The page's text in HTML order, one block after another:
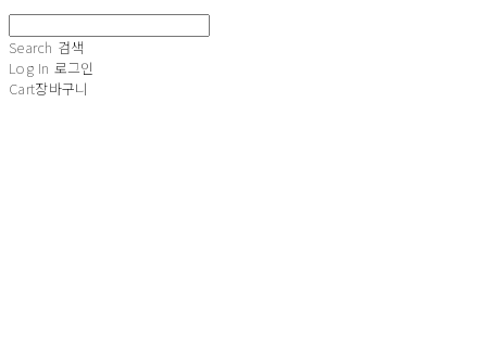
Search 검색
Log In 로그인
Cart장바구니